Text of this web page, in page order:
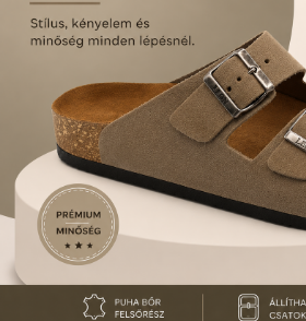
ELÁLLÁS A
Kijelentem, hogy az
szerződés tekintetében